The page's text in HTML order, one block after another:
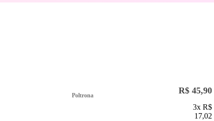
Poltrona R$ 45,90
3x R$
17,02